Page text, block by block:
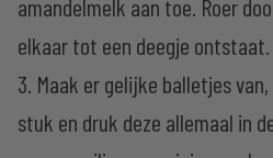
amandelmelk aan toe. Roer
elkaar tot een deegje ontstaat.
3. Maak er gelijke balletjes
stuk en druk deze allemaal in